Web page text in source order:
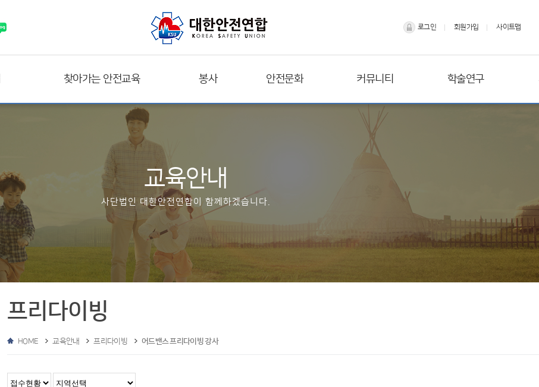
로그인 회원가입 사이트맵
찾아가는 안전교육 봉사 안전문화 커뮤니티 학술연구
교육안내
사단법인 대한안전연합이 함께하겠습니다.
프리다이빙
HOME 교육안내 프리다이빙 어드밴스 프리다이빙 강사